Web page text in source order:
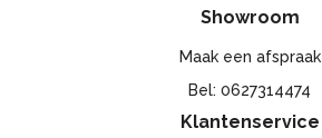
Showroom
Maak een afspraak
Bel: 0627314474
Klantenservice